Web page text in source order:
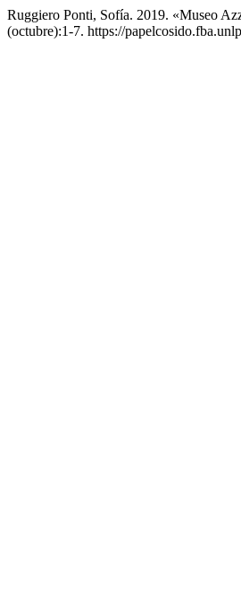
Ruggiero Ponti, Sofía. 2019. «Museo
(octubre):1-7. https://